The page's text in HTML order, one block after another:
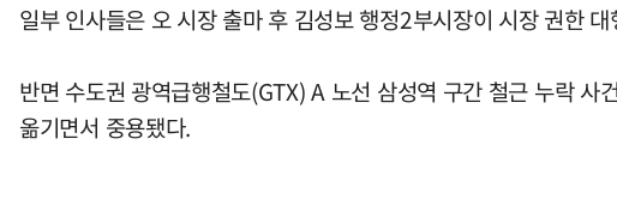
일부 인사들은 오 시장 출마 후 김성보 행정2부시장이 시장 권한
반면 수도권 광역급행철도(GTX) A 노선 삼성역 구간 철근 누락
옮기면서 중용됐다.